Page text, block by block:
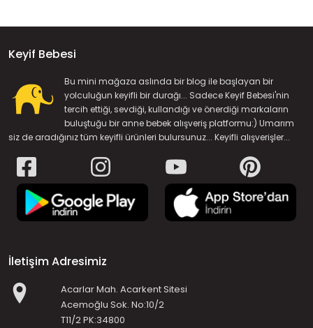
Keyif Bebesi
Bu mini mağaza aslında bir blog ile başlayan bir
yolculuğun keyifli bir durağı... Sadece Keyif Bebesi'nin
tercih ettiği, sevdiği, kullandığı ve önerdiği markaların
buluştuğu bir anne bebek alışveriş platformu:) Umarım
siz de aradığınız tüm keyifli ürünleri bulursunuz... Keyifli alışverişler...
İletişim Adresimiz
Acarlar Mah. Acarkent Sitesi
Acemoğlu Sok. No:10/2
T11/2 PK:34800